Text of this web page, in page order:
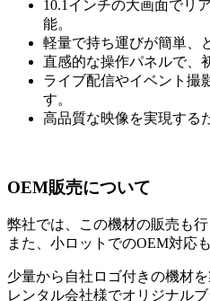
10.1インチの大画面でリ
能。
軽量で持ち運びが簡単、
直感的な操作パネルで、
ライブ配信やイベント撮
す。
高品質な映像を実現する
OEM販売について
弊社では、この機材の販売も行
また、小ロットでのOEM対応
少量から自社ロゴ付きの機材を
レンタル会社様でオリジナル